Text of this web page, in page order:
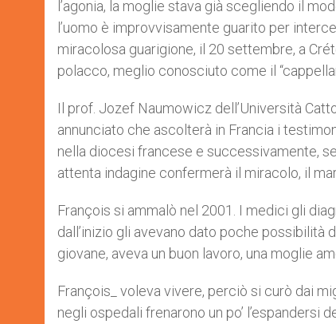
r
l’agonia, la moglie stava già scegliendo il
l’uomo è improvvisamente guarito per
miracolosa guarigione, il 20 settembre, a
polacco, meglio conosciuto come il
Il prof. Jozef Naumowicz dell’Università
annunciato che ascolterà in Francia i
nella diocesi francese e successivamente,
attenta indagine confermerà il miracolo, il
François si ammalò nel 2001. I medici gli
dall’inizio gli avevano dato poche possibilità
giovane, aveva un buon lavoro, una moglie
François_ voleva vivere, perciò si curò dai
negli ospedali frenarono un po’ l’espandersi